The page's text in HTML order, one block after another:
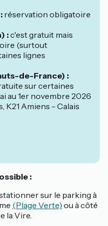
réservation obligatoire
:c'est gratuit mais
(surtout
lignes
de-France) :
sur certaines
au 1er novembre 2026
K21 Amiens - Calais
:
sur le parking à
(Plage Verte) ou à côté
la Vire.